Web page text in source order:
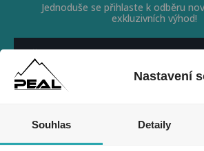
Jednoduše se přihlaste k odběru
exkluzivních výhod!
Souhlasím se zpracováním
Nastavení
Souhlas Detaily